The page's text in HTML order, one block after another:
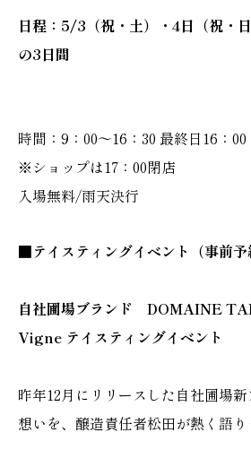
日程：5/3（祝・土）・4日（祝・
の3日間
時間：9：00～16：30 最終日16：00
※ショップは17：00閉店
入場無料/雨天決行
■テイスティングイベント（事前予
自社圃場ブランド DOMAINE
Vigne テイスティングイベント
昨年12月にリリースした自社圃場
想いを、醸造責任者松田が熱く語